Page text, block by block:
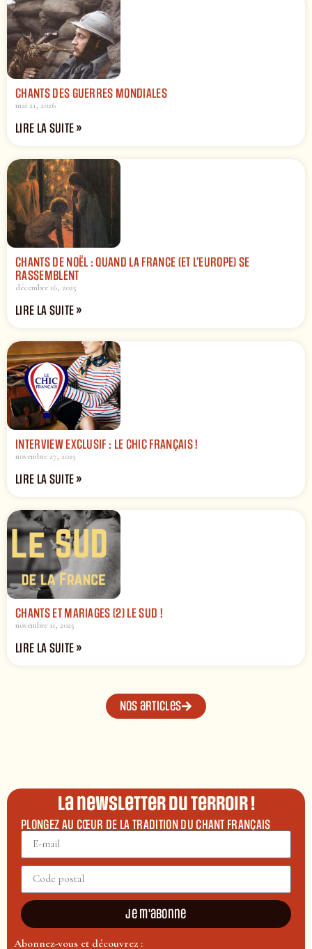
CHANTS DES GUERRES MONDIALES
mai 21, 2026
LIRE LA SUITE »
CHANTS DE NOËL : QUAND LA FRANCE (ET L’EUROPE) SE
RASSEMBLENT
décembre 16, 2025
LIRE LA SUITE »
INTERVIEW EXCLUSIF : LE CHIC FRANÇAIS !
novembre 27, 2025
LIRE LA SUITE »
CHANTS ET MARIAGES (2) LE SUD !
novembre 11, 2025
LIRE LA SUITE »
Nos articles
La newsletter du terroir !
PLONGEZ AU CŒUR DE LA TRADITION DU CHANT FRANÇAIS
Je m'abonne
Abonnez-vous et découvrez :